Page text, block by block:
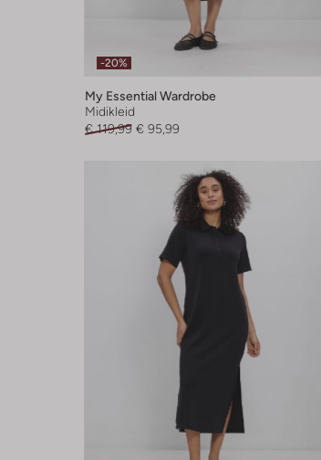
-20%
My Essential Wardrobe
Midikleid
€ 119,99 € 95,99